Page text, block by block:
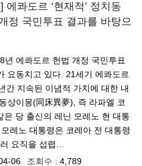
에콰도르 ‘현재적’ 정치동
정 국민투표 결과를 바탕으
년 에콰도르 헌법 개정 국민투표
요동치고 있다. 21세기 에콰도르
간 지속된 이념적 가치에 대한 내
상이몽(同床異夢), 즉 라파엘 코
당 출신의 레닌 모레노 현 대통
레노 대통령은 코레아 전 대통령
요직을 섭렵…
06 조회수 : 4,789